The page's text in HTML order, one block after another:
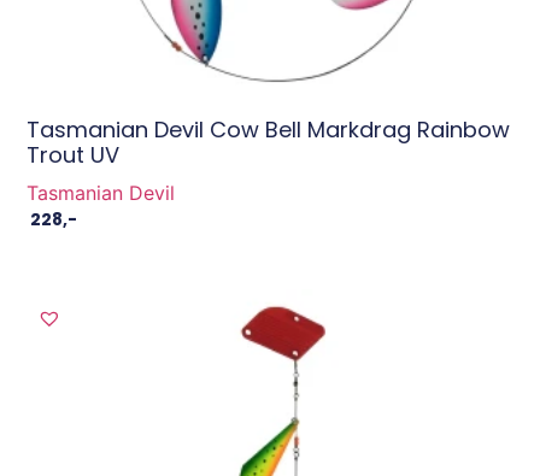
Tasmanian Devil Cow Bell Markdrag Rainbow
Trout UV
Tasmanian Devil
228,-